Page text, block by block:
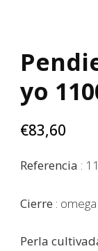
yo
€83,60
Referencia :
Cierre : omega
Perla